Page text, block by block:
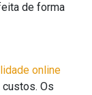
de forma
online
custos. Os